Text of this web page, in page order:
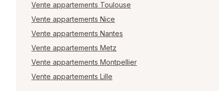
Vente appartements Toulouse
Vente appartements Nice
Vente appartements Nantes
Vente appartements Metz
Vente appartements Montpellier
Vente appartements Lille